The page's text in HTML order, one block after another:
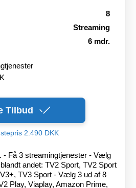
8
Streaming
6 mdr.
Tilbud
2.490 DKK
- Få 3 streamingtjenester - Vælg
andet: TV2 Sport, TV2 Sport
TV3 Sport - Vælg 3 ud af 8
Play, Viaplay, Amazon Prime,